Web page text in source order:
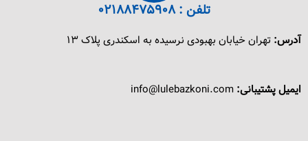
تلفن : ۰۲۱۸۸۴۷۵۹۰۸
آدرس: تهران خیابان بهبودی نرسیده به اسکندری پلاک ۱۳
ایمیل پشتیبانی: